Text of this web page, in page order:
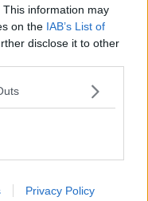
This information may
on the IAB’s List of
disclose it to other
Privacy Policy